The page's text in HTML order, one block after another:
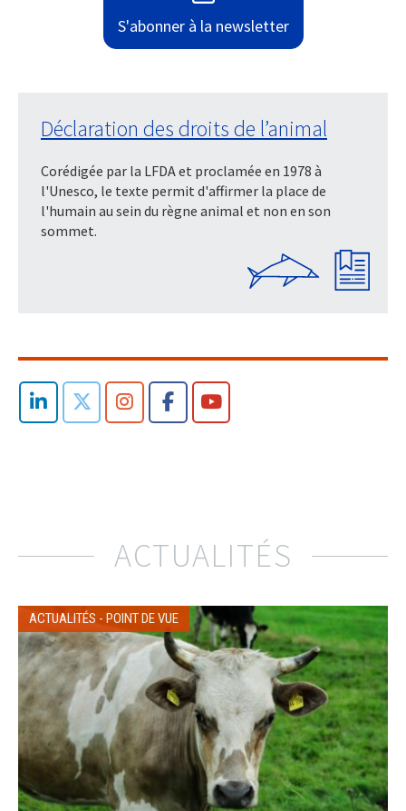
S'abonner à la newsletter
Déclaration des droits de l’animal
Corédigée par la LFDA et proclamée en 1978 à
l'Unesco, le texte permit d'affirmer la place de
l'humain au sein du règne animal et non en son
sommet.
ACTUALITÉS
ACTUALITÉS - POINT DE VUE